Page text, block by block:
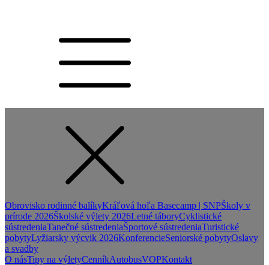
Obrovisko rodinné balíkyKráľová hoľa Basecamp | SNPŠkoly v
prírode 2026Školské výlety 2026Letné táboryCyklistické
sústredeniaTanečné sústredeniaŠportové sústredeniaTuristické
pobytyLyžiarsky výcvik 2026KonferencieSeniorské pobytyOslavy
a svadby
O násTipy na výletyCenníkAutobusVOPKontakt